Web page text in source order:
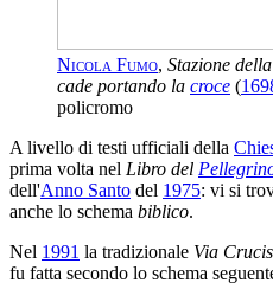
Nicola Fumo, Stazione
cade portando la croce (
policromo
A livello di testi ufficiali della
prima volta nel Libro del
dell'Anno Santo del 1975: vi si
anche lo schema biblico.
Nel 1991 la tradizionale Via Crucis
fu fatta secondo lo schema